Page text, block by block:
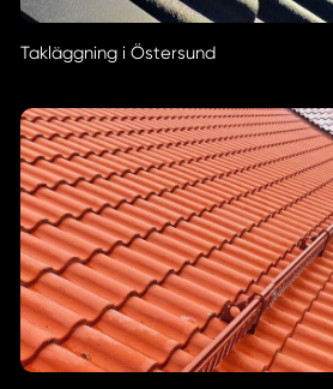
Takläggning i Östersund